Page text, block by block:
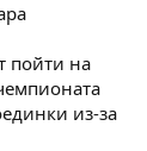
пойти на
из-за